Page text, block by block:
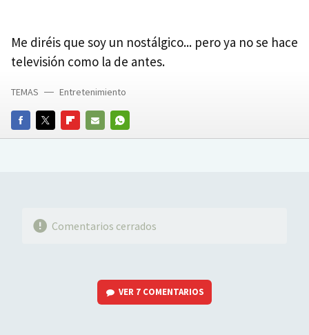
Me diréis que soy un nostálgico... pero ya no se hace
televisión como la de antes.
FACEBOOKTWITTERFLIPBOARD
E-
WHATSAPP
TEMAS Entretenimiento
Comentarios cerrados
VER 7 COMENTARIOS